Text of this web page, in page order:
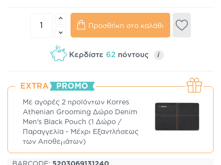
Προσθήκη στο καλάθι
Κερδίστε 62πόντους i
EXTRA PROMO
Με αγορές 2 προϊόντων Korres
Athenian Grooming Δώρο Denim
Men's Black Pouch (1 Δώρο /
Παραγγελία - Μέχρι Εξαντλήσεως
των Αποθεμάτων)